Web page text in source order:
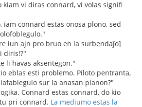
kiam vi diras connard, vi volas signifi
iam connard estas onosa plono, sed
iun ajn pro bruo en la surbendaĵo]
diris!?"
li havas aksentegon."
eblas esti problemo. Piloto pentranta,
sur la anasan planon?"
Connard estas connard, do kio
pri connard. La mediumo estas la